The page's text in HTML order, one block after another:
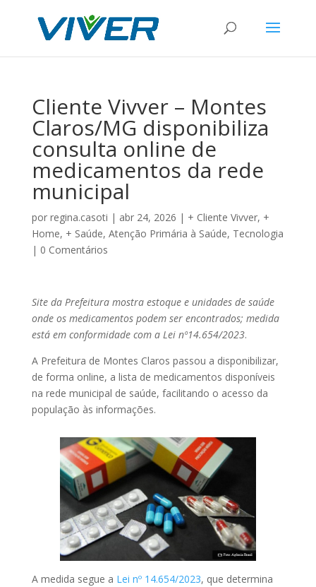
Cliente Vivver – Montes
Claros/MG disponibiliza
consulta online de
medicamentos da rede
municipal
por regina.casoti | abr 24, 2026 | + Cliente Vivver, +
Home, + Saúde, Atenção Primária à Saúde, Tecnologia
| 0 Comentários
Site da Prefeitura mostra estoque e unidades de saúde
onde os medicamentos podem ser encontrados; medida
está em conformidade com a Lei nº14.654/2023.
A Prefeitura de Montes Claros passou a disponibilizar,
de forma online, a lista de medicamentos disponíveis
na rede municipal de saúde, facilitando o acesso da
população às informações.
A medida segue a Lei nº 14.654/2023, que determina